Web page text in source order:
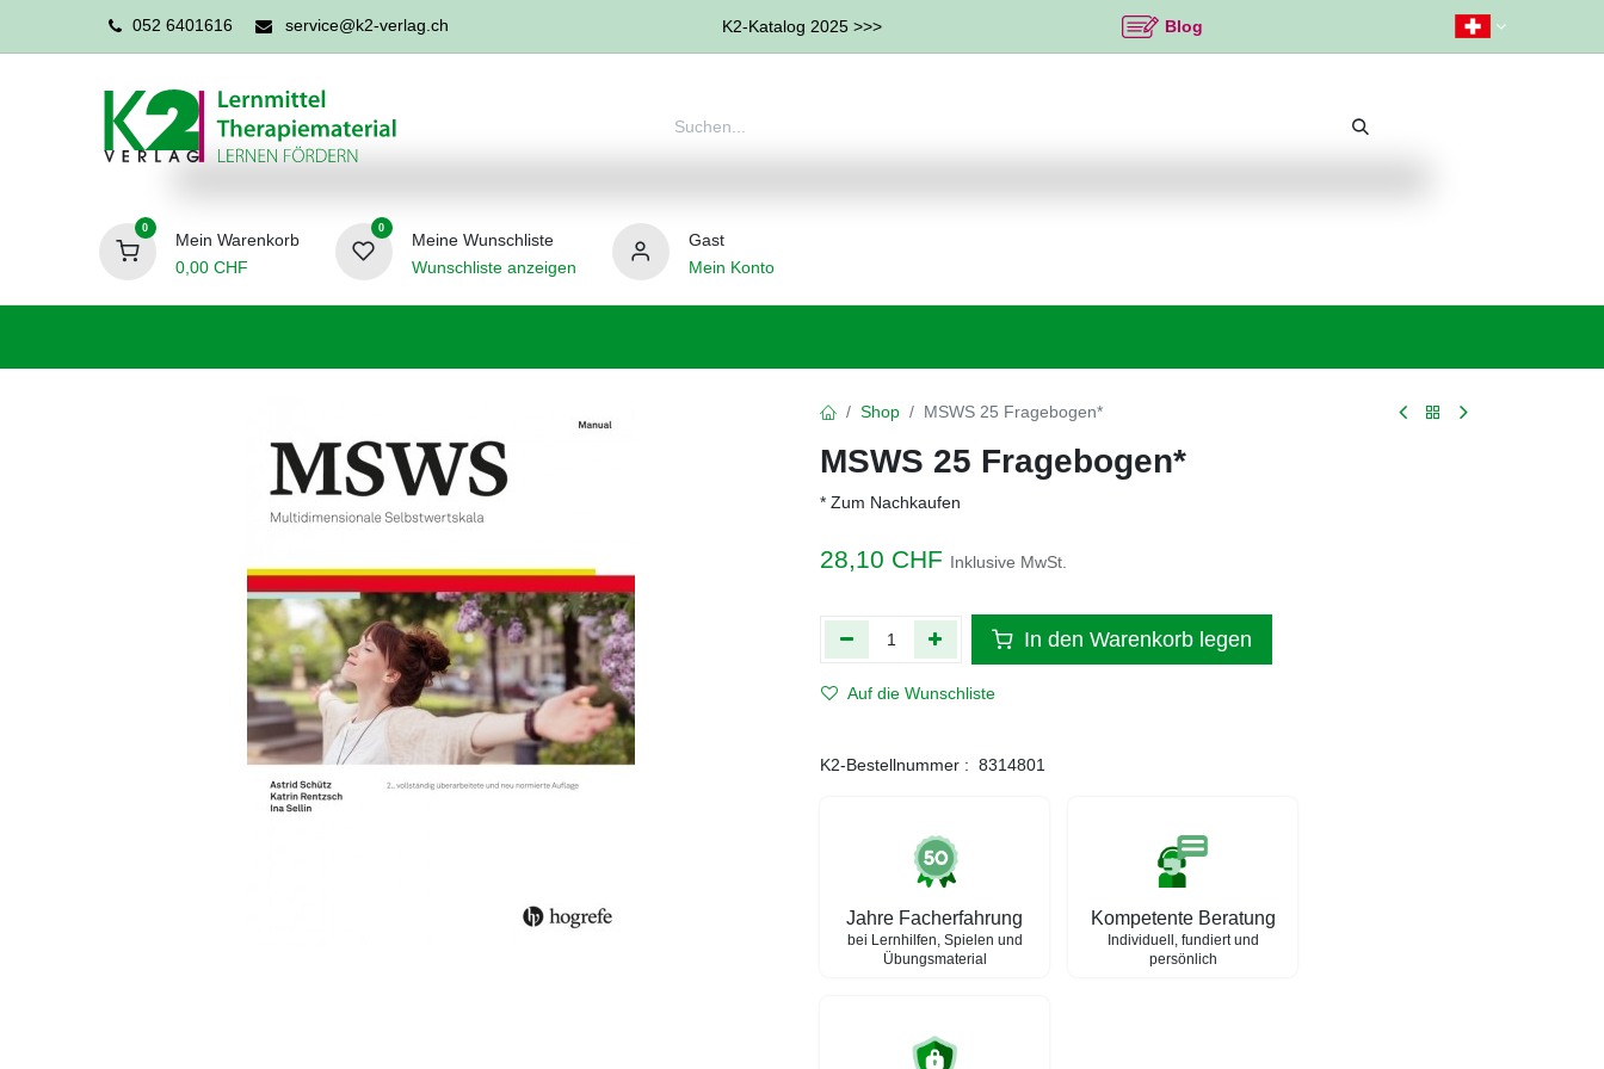
052 6401616 service@k2-verlag.ch K2-Katalog 2025 >>> Blog
0
Mein Warenkorb
0,00CHF
0
Meine Wunschliste
Wunschliste anzeigen
Gast
Mein Konto
Shop MSWS 25 Fragebogen*
MSWS 25 Fragebogen*
* Zum Nachkaufen
28,10 CHF Inklusive MwSt.
In den Warenkorb legen
Auf die Wunschliste
K2-Bestellnummer : 8314801
Jahre Facherfahrung
bei Lernhilfen, Spielen und
Übungsmaterial
Kompetente Beratung
Individuell, fundiert und
persönlich